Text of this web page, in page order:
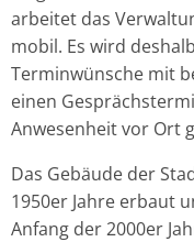
arbeitet das
mobil. Es wird
Terminwünsche mit
einen
Anwesenheit vor Ort
Das Gebäude der
1950er Jahre erbaut
Anfang der 2000er